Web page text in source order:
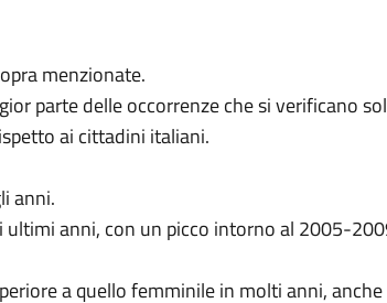
menzionate.
parte delle occorrenze che si verificano
ai cittadini italiani.
anni.
anni, con un picco intorno al 2005-
a quello femminile in molti anni,